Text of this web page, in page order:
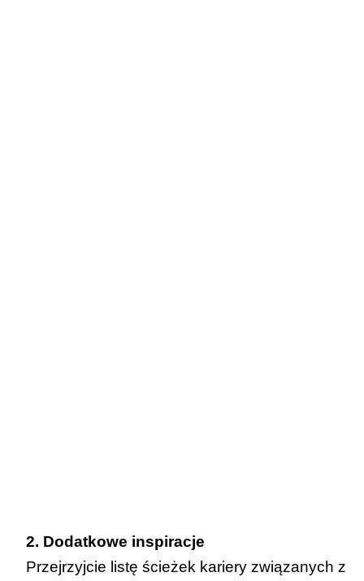
2. Dodatkowe inspiracje
Przejrzyjcie listę ścieżek kariery związanych z